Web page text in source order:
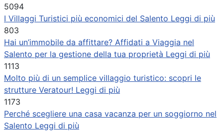
5094
I Villaggi Turistici più economici del Salento Leggi di più
803
Hai un’immobile da affittare? Affidati a Viaggia nel
Salento per la gestione della tua proprietà Leggi di più
1113
Molto più di un semplice villaggio turistico: scopri le
strutture Veratour! Leggi di più
1173
Perché scegliere una casa vacanza per un soggiorno nel
Salento Leggi di più